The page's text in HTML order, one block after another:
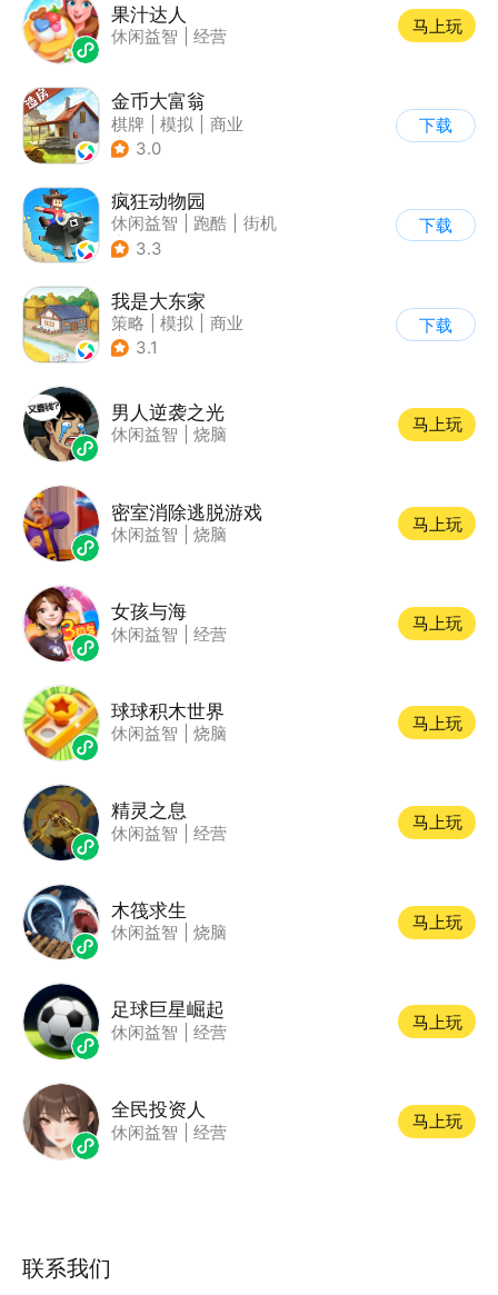
果汁达人
休闲益智 经营
马上玩
金币大富翁
棋牌 模拟
商业
| 脑洞
3.0
下载
疯狂动物园
休闲益智 跑酷
街机
| 像素风
3.3
下载
我是大东家
策略 模拟
商业
| 卡通
3.1
下载
男人逆袭之光
休闲益智 烧脑
马上玩
密室消除逃脱游戏
休闲益智 烧脑
马上玩
女孩与海
休闲益智 经营
马上玩
球球积木世界
休闲益智 烧脑
马上玩
精灵之息
休闲益智 经营
马上玩
木筏求生
休闲益智 烧脑
马上玩
足球巨星崛起
休闲益智 经营
马上玩
全民投资人
休闲益智 经营
马上玩
联系我们